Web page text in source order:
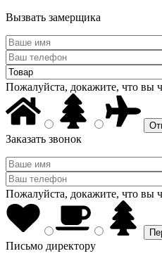
Вызвать замерщика
Пожалуйста, докажите, что вы
Заказать звонок
Пожалуйста, докажите, что вы
Письмо директору